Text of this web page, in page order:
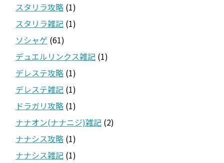
スタリラ攻略 (1)
スタリラ雑記 (1)
ソシャゲ (61)
デュエルリンクス雑記 (1)
デレステ攻略 (1)
デレステ雑記 (1)
ドラガリ攻略 (1)
ナナオン(ナナニジ)雑記 (2)
ナナシス攻略 (1)
ナナシス雑記 (1)